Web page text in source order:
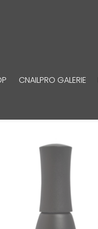
CNAILPRO GALERIE